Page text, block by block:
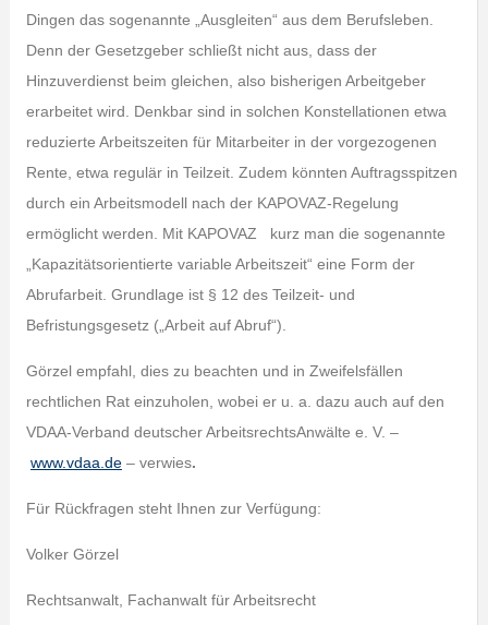
Dingen das sogenannte „Ausgleiten“ aus dem Berufsleben.
Denn der Gesetzgeber schließt nicht aus, dass der
Hinzuverdienst beim gleichen, also bisherigen Arbeitgeber
erarbeitet wird. Denkbar sind in solchen Konstellationen etwa
reduzierte Arbeitszeiten für Mitarbeiter in der vorgezogenen
Rente, etwa regulär in Teilzeit. Zudem könnten Auftragsspitzen
durch ein Arbeitsmodell nach der KAPOVAZ-Regelung
ermöglicht werden. Mit KAPOVAZ kurz man die sogenannte
„Kapazitätsorientierte variable Arbeitszeit“ eine Form der
Abrufarbeit. Grundlage ist § 12 des Teilzeit- und
Befristungsgesetz („Arbeit auf Abruf“).
Görzel empfahl, dies zu beachten und in Zweifelsfällen
rechtlichen Rat einzuholen, wobei er u. a. dazu auch auf den
VDAA-Verband deutscher ArbeitsrechtsAnwälte e. V. –
www.vdaa.de– verwies.
Für Rückfragen steht Ihnen zur Verfügung:
Volker Görzel
Rechtsanwalt, Fachanwalt für Arbeitsrecht